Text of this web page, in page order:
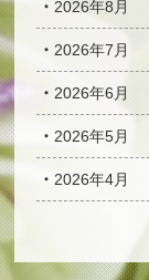
2026年8月
2026年7月
2026年6月
2026年5月
2026年4月